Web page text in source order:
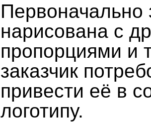
Первоначально
нарисована с
пропорциями и
заказчик
привести её в
логотипу.